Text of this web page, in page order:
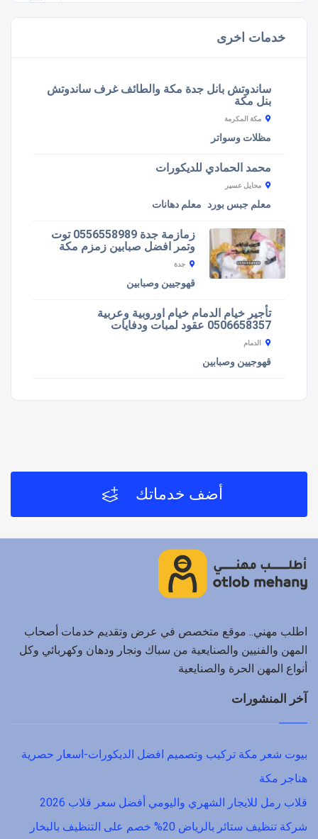
خدمات اخرى
ساندوتش بانل جدة مكة والطائف غرف ساندوتش
بنل مكة
مكة المكرمة
مظلات وسواتر
محمد الحمادي للديكورات
محايل عسير
معلم جبس بورد معلم دهانات
زمازمة جدة 0556558989 توت
وتمر افضل صبابين زمزم مكة
جدة
قهوجيين وصبابين
تأجير خيام الدمام خيام اوروبية وعربية
0506658357 عقود لمبات ودفايات
الدمام
قهوجيين وصبابين
أضف خدماتك
اطلب مهني.. موقع متخصص في عرض وتقديم خدمات أصحاب
المهن والفنيين والصنايعية من سباك ونجار ودهان وكهربائي وكل
أنواع المهن الحرة والصنايعية
آخر المنشورات
بيوت شعر مكة تركيب وتصميم افضل الديكورات-اسعار حصرية
هناجر مكة
قلاب رمل للايجار الشهري واليومي أفضل سعر قلاب 2026
شركة تنظيف ستائر بالرياض 20% خصم على التنظيف بالبخار